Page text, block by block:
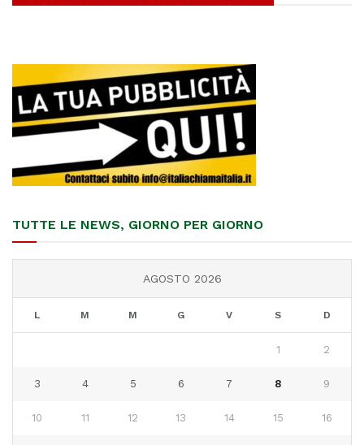
TUTTE LE NEWS, GIORNO PER GIORNO
AGOSTO 2026
L M M G V S D
1 2
3 4 5 6 7 8 9
10 11 12 13 14 15 16